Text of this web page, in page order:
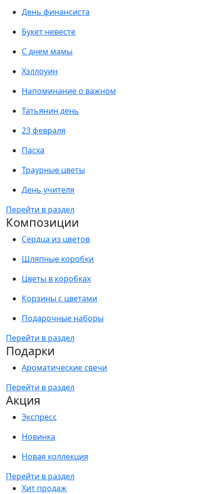
День финансиста
Букет невесте
С днем мамы
Хэллоуин
Напоминание о важном
Татьянин день
23 февраля
Пасха
Траурные цветы
День учителя
Перейти в раздел
Композиции
Сердца из цветов
Шляпные коробки
Цветы в коробках
Корзины с цветами
Подарочные наборы
Перейти в раздел
Подарки
Ароматические свечи
Перейти в раздел
Акция
Экспресс
Новинка
Новая коллекция
Перейти в раздел
Хит продаж